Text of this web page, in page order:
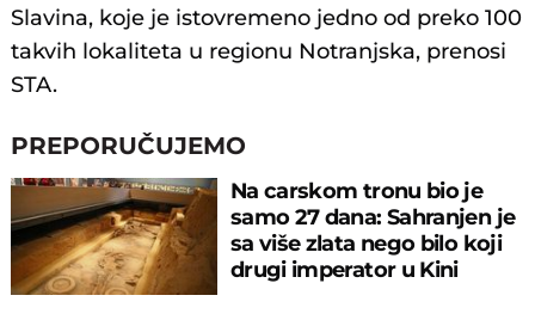
Slavina, koje je istovremeno jedno od preko 100
takvih lokaliteta u regionu Notranjska, prenosi
STA.
PREPORUČUJEMO
Na carskom tronu bio je
samo 27 dana: Sahranjen je
sa više zlata nego bilo koji
drugi imperator u Kini